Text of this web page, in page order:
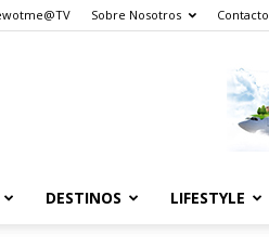
Sobre Nosotros Contacto
DESTINOS LIFESTYLE